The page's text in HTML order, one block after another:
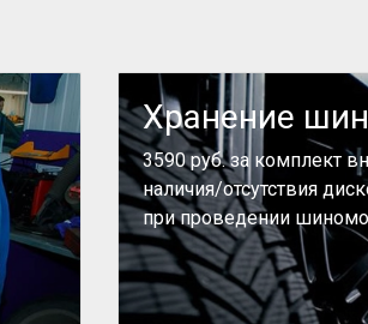
Хранение шин
3590 руб. за комплект
наличия/отсутствия
при проведении